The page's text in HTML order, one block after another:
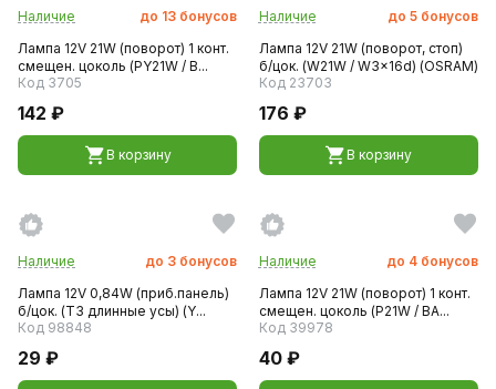
Наличие до 13 бонусов
Лампа 12V 21W (поворот) 1 конт.
смещен. цоколь (PY21W / B...
Код 3705
142 ₽
В корзину
Наличие до 5 бонусов
Лампа 12V 21W (поворот, стоп)
б/цок. (W21W / W3x16d) (OSRAM)
Код 23703
176 ₽
В корзину
Наличие до 3 бонусов
Лампа 12V 0,84W (приб.панель)
б/цок. (T3 длинные усы) (Y...
Код 98848
29 ₽
Наличие до 4 бонусов
Лампа 12V 21W (поворот) 1 конт.
смещен. цоколь (P21W / BA...
Код 39978
40 ₽